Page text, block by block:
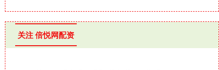
关注 倍悦网配资